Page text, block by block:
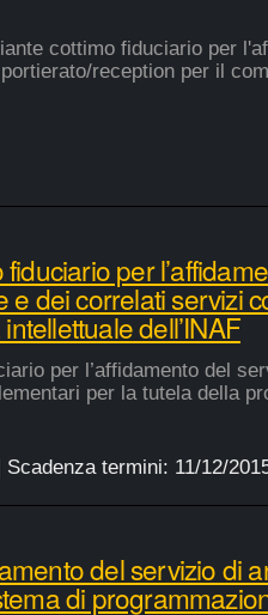
cottimo fiduciario per
reception per il
per
e dei correlati servizi
dell’INAF
per l’affidamento del
per la tutela della
termini: 11/12/
del servizio di
di